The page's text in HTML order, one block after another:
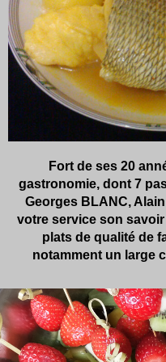
Fort de ses 20
gastronomie, dont 7
Georges BLANC,
votre service son
plats de qualité de
notamment un large